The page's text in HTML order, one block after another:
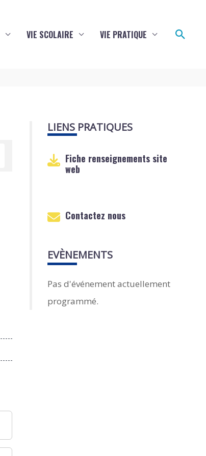
VIE SCOLAIRE VIE PRATIQUE
LIENS PRATIQUES
Fiche renseignements site
web
Contactez nous
EVÈNEMENTS
Pas d'événement actuellement
programmé.